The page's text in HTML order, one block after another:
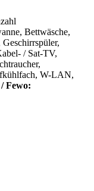
Bettwäsche,
/ Sat-TV,
W-LAN,
Fewo: